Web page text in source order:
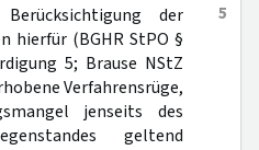
5
der
hierfür (BGHR StPO §
5; Brause NStZ
Verfahrensrüge,
jenseits des
geltend